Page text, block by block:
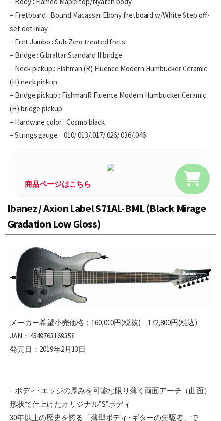
– Fretboard : Bound Macassar Ebony fretboard w/White Step off-
set dot inlay
– Fret Jumbo : Sub Zero treated frets
– Bridge : Gibraltar Standard II bridge
– Neck pickup : Fishman (R) Fluence Modern Humbucker Ceramic
(H) neck pickup
– Bridge pickup : FishmanR Fluence Modern Humbucker Ceramic
(H) bridge pickup
– Hardware color : Cosmo black
– Strings gauge : .010/.013/.017/.026/.036/.046
商品ページはこちら
Ibanez / Axion Label S71AL-BML (Black Mirage
Gradation Low Gloss)
メーカー希望小売価格：160,000円(税抜) 172,800円(税込)
JAN：4549763169358
発売日：2019年2月13日
– ボディ･エッジの厚みを可能な限り薄く両面アーチ（曲面）
形状で仕上げたオリジナル”S”ボディ
30年以上の歴史を誇る「薄型ボディ･ギターの先駆者」で